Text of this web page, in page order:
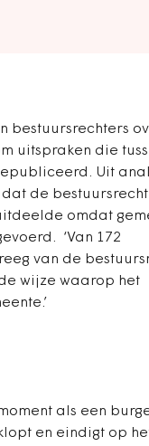
bestuursrechters
uitspraken die
Uit
de
omdat
‘Van 172
van de
wijze waarop het
als een
en eindigt op